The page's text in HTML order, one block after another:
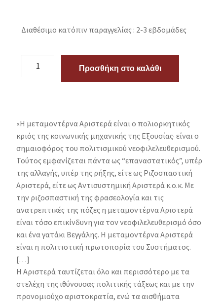
Διαθέσιμο κατόπιν παραγγελίας : 2-3 εβδομάδες
Προσθήκη στο καλάθι
«Η μεταμοντέρνα Αριστερά είναι ο πολιορκητικός
κριός της κοινωνικής μηχανικής της Εξουσίας· είναι ο
σημαιοφόρος του πολιτισμικού νεοφιλελευθερισμού.
Τούτος εμφανίζεται πάντα ως “επαναστατικός”, υπέρ
της αλλαγής, υπέρ της ρήξης, είτε ως Ριζοσπαστική
Αριστερά, είτε ως Αντισυστημική Αριστερά κ.ο.κ. Με
την ριζοσπαστική της φρασεολογία και τις
ανατρεπτικές της πόζες η μεταμοντέρνα Αριστερά
είναι τόσο επικίνδυνη για τον νεοφιλελευθερισμό όσο
και ένα γατάκι Βεγγάλης. Η μεταμοντέρνα Αριστερά
είναι η πολιτιστική πρωτοπορία του Συστήματος.
[…]
Η Αριστερά ταυτίζεται όλο και περισσότερο με τα
στελέχη της ιθύνουσας πολιτικής τάξεως και με την
προνομιούχο αριστοκρατία, ενώ τα αισθήματα